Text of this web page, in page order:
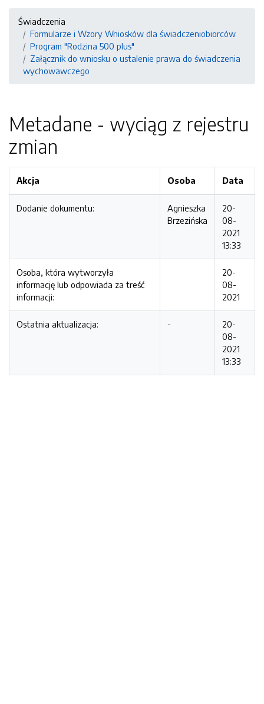
Świadczenia
Formularze i Wzory Wniosków dla świadczeniobiorców
Program "Rodzina 500 plus"
Załącznik do wniosku o ustalenie prawa do świadczenia
wychowawczego
Metadane - wyciąg z rejestru
zmian
Akcja Osoba Data
Dodanie dokumentu:
Agnieszka
Brzezińska
20-
08-
2021
13:33
Osoba, która wytworzyła
informację lub odpowiada za treść
informacji:
20-
08-
2021
Ostatnia aktualizacja: -
20-
08-
2021
13:33